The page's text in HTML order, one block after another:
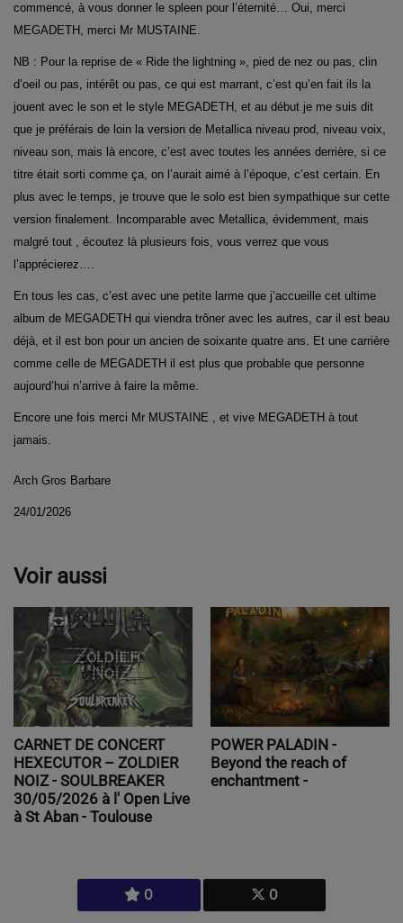
0 0
commencé, à vous donner le spleen pour l’éternité… Oui, merci
MEGADETH, merci Mr MUSTAINE.
NB : Pour la reprise de « Ride the lightning », pied de nez ou pas, clin
d’oeil ou pas, intérêt ou pas, ce qui est marrant, c’est qu’en fait ils la
jouent avec le son et le style MEGADETH, et au début je me suis dit
que je préférais de loin la version de Metallica niveau prod, niveau voix,
niveau son, mais là encore, c’est avec toutes les années derrière, si ce
titre était sorti comme ça, on l’aurait aimé à l’époque, c’est certain. En
plus avec le temps, je trouve que le solo est bien sympathique sur cette
version finalement. Incomparable avec Metallica, évidemment, mais
malgré tout , écoutez là plusieurs fois, vous verrez que vous
l’apprécierez….
En tous les cas, c’est avec une petite larme que j’accueille cet ultime
album de MEGADETH qui viendra trôner avec les autres, car il est beau
déjà, et il est bon pour un ancien de soixante quatre ans. Et une carrière
comme celle de MEGADETH il est plus que probable que personne
aujourd’hui n’arrive à faire la même.
Encore une fois merci Mr MUSTAINE , et vive MEGADETH à tout
jamais.
Arch Gros Barbare
24/01/2026
Voir aussi
CARNET DE CONCERT
HEXECUTOR – ZOLDIER
NOIZ - SOULBREAKER
30/05/2026 à l' Open Live
à St Aban - Toulouse
POWER PALADIN -
Beyond the reach of
enchantment -